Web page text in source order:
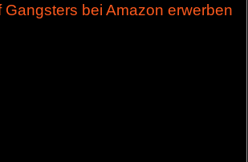
Gangsters bei Amazon erwerben